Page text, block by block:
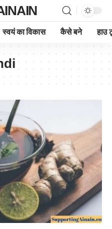
स्वयं का विकास कैसे बने हाउ